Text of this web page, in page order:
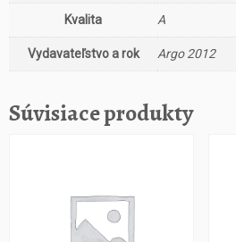
s
í
Kvalita A
Vydavateľstvo a rok Argo 2012
Súvisiace produkty